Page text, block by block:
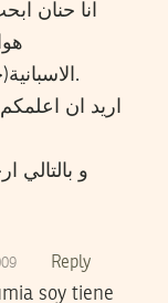
انا حنان
الاسبانية(حراقة) يوم الاحد29/10/2005.
اريد ان
و بالتالي
Reply
soy tiene